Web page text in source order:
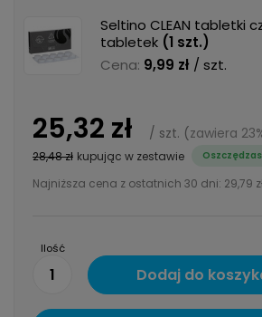
Seltino CLEAN tabletki
tabletek (1 szt.)
Cena: 9,99 zł / szt.
25,32 zł / szt. (zawiera
28,48 zł kupując w zestawie
Najniższa cena z ostatnich 30 dni: 29,79
Ilość
1 Dodaj do